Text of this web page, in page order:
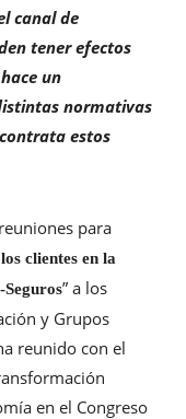
canal de
tener efectos
un
normativas
estos
para
clientes en la
” a los
y Grupos
reunido con el
en el Congreso